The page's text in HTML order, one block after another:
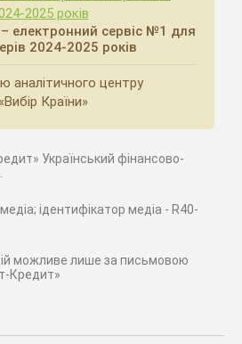
електронний сервіс №1 для
2024-2025 років
аналітичного центру
«Вибір Країни»
Український фінансово-
ідентифікатор медіа - R40-
можливе лише за письмовою
Кредит»